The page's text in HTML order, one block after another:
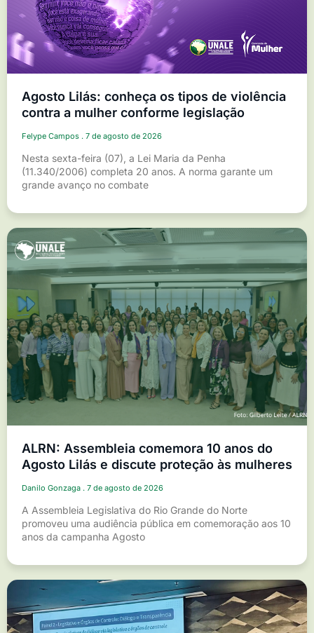
Agosto Lilás: conheça os tipos de violência
contra a mulher conforme legislação
Felype Campos 7 de agosto de 2026
Nesta sexta-feira (07), a Lei Maria da Penha
(11.340/2006) completa 20 anos. A norma garante um
grande avanço no combate
ALRN: Assembleia comemora 10 anos do
Agosto Lilás e discute proteção às mulheres
Danilo Gonzaga 7 de agosto de 2026
A Assembleia Legislativa do Rio Grande do Norte
promoveu uma audiência pública em comemoração aos 10
anos da campanha Agosto